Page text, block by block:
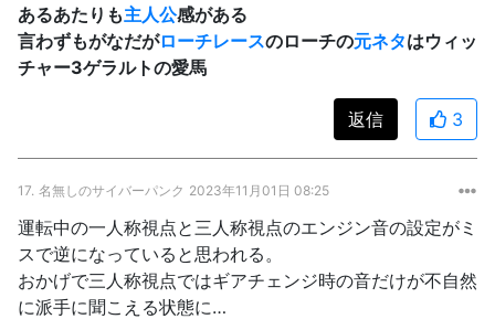
あるあたりも主人公感がある
言わずもがなだがローチレースのローチの元ネタはウィッ
チャー3ゲラルトの愛馬
返信 3
17. 名無しのサイバーパンク 2023年11月01日 08:25
運転中の一人称視点と三人称視点のエンジン音の設定がミ
スで逆になっていると思われる。
おかげで三人称視点ではギアチェンジ時の音だけが不自然
に派手に聞こえる状態に…